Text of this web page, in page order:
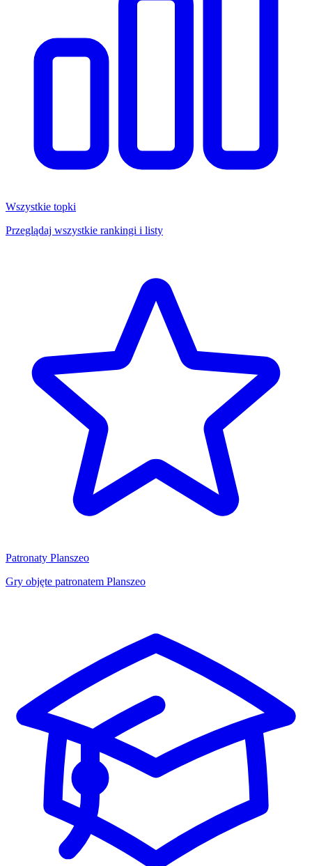
Wszystkie topki
Przeglądaj wszystkie rankingi i listy
Patronaty Planszeo
Gry objęte patronatem Planszeo